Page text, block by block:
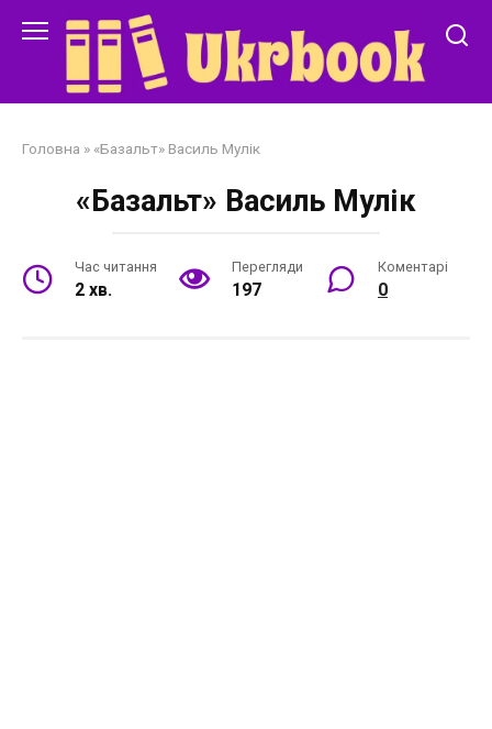
Головна » «Базальт» Василь Мулік
«Базальт» Василь Мулік
Час читання
2 хв.
Перегляди
197
Коментарі
0